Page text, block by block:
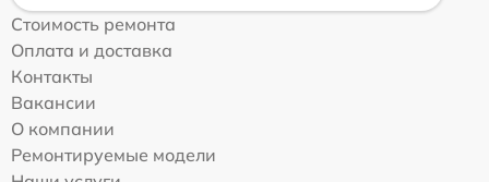
Стоимость ремонта
Оплата и доставка
Контакты
Вакансии
О компании
Ремонтируемые модели